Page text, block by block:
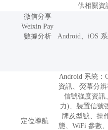
供相關資
微信分享
Weixin Pay
數據分析
Android、iOS
定位導航
Android 系統
資訊、熒幕分
信號強度資訊
力)、裝置信號
牌及型號、操
態、WiFi 參數